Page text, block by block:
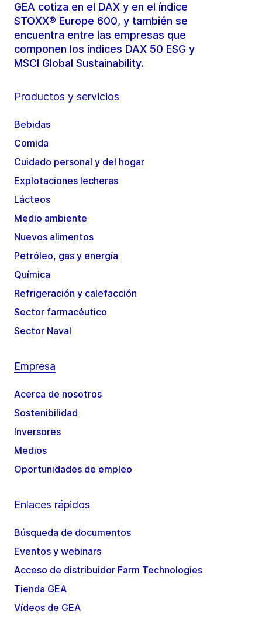
GEA cotiza en el DAX y en el índice
STOXX® Europe 600, y también se
encuentra entre las empresas que
componen los índices DAX 50 ESG y
MSCI Global Sustainability.
Productos y servicios
Bebidas
Comida
Cuidado personal y del hogar
Explotaciones lecheras
Lácteos
Medio ambiente
Nuevos alimentos
Petróleo, gas y energía
Química
Refrigeración y calefacción
Sector farmacéutico
Sector Naval
Empresa
Acerca de nosotros
Sostenibilidad
Inversores
Medios
Oportunidades de empleo
Enlaces rápidos
Búsqueda de documentos
Eventos y webinars
Acceso de distribuidor Farm Technologies
Tienda GEA
Vídeos de GEA